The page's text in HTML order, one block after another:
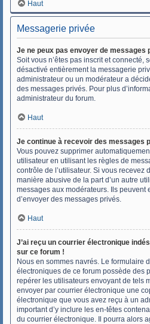
Haut
Messagerie privée
Je ne peux pas envoyer de messages
Soit vous n’êtes pas inscrit et connecté,
désactivé entièrement la messagerie
administrateur ou un modérateur a
des messages privés. Pour plus
administrateur du forum.
Haut
Je continue à recevoir des messages
Vous pouvez supprimer
utilisateur en utilisant les règles de
contrôle de l’utilisateur. Si vous recevez
manière abusive de la part d’un autre
messages aux modérateurs. Ils peuvent
d’envoyer des messages privés.
Haut
J’ai reçu un courrier électronique
sur ce forum !
Nous en sommes navrés. Le formulaire
électroniques de ce forum possède des
repérer les utilisateurs envoyant de tels
envoyer par courrier électronique une
électronique que vous avez reçu à un
important d’y inclure les en-têtes
du courrier électronique. Il pourra alors